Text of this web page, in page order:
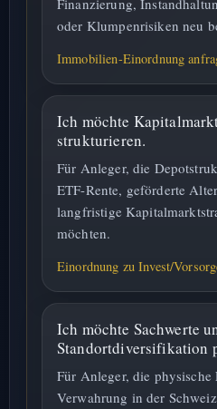
Finanzierung,
oder Klumpenrisiken neu
Immobilien-Einordnung
Ich möchte
strukturieren.
Für Anleger, die
ETF-Rente, geförderte
langfristige
möchten.
Einordnung zu Invest/
Ich möchte Sachwerte
Standortdiversifikation
Für Anleger, die physische
Verwahrung in der